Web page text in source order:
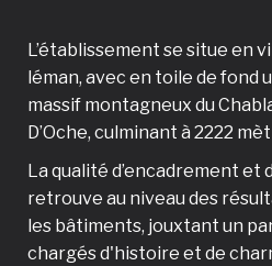
L’établissement se situe en
léman, avec en toile de fond
massif montagneux du
D’Oche, culminant à 2222
La qualité d’encadrement et
retrouve au niveau des
les bâtiments, jouxtant un
chargés d'histoire et de